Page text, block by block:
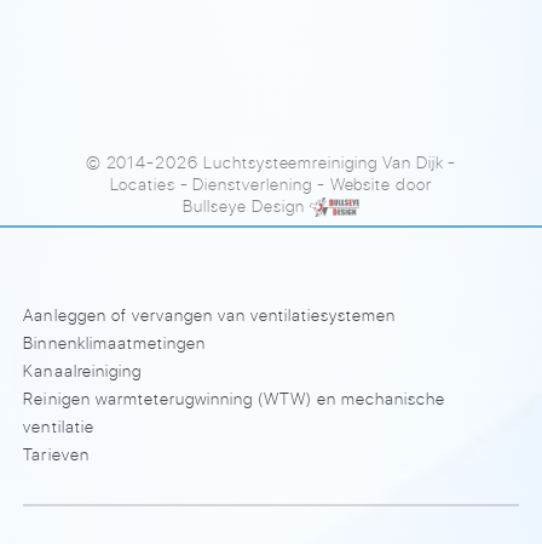
© 2014-2026 Luchtsysteemreiniging Van Dijk-
Locaties - Dienstverlening - Website door
Bullseye Design
Aanleggen of vervangen van ventilatiesystemen
Binnenklimaatmetingen
Kanaalreiniging
Reinigen warmteterugwinning (WTW) en mechanische
ventilatie
Tarieven